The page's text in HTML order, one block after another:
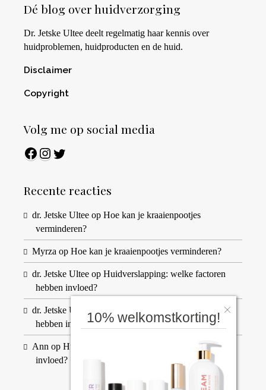
Dé blog over huidverzorging
Dr. Jetske Ultee deelt regelmatig haar kennis over
huidproblemen, huidproducten en de huid.
Disclaimer
Copyright
Volg me op social media
Facebook
Instagram
Twitter
Recente reacties
dr. Jetske Ultee op Hoe kan je kraaienpootjes
verminderen?
Myrza op Hoe kan je kraaienpootjes verminderen?
dr. Jetske Ultee op Huidverslapping: welke factoren
hebben invloed?
dr. Jetske Ultee
Huidverslapping: welke factoren
hebben invloed?
Ann op Huidverslapping: welke factoren hebben
invloed?
10% welkomstkorting!